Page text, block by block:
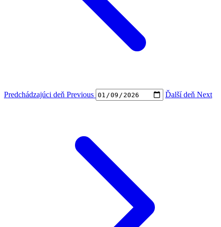
Predchádzajúci deň Previous Ďalší deň Next